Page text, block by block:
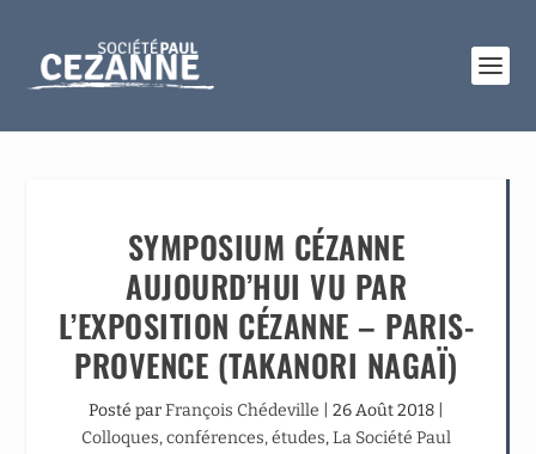
SYMPOSIUM CÉZANNE
AUJOURD’HUI VU PAR
L’EXPOSITION CÉZANNE – PARIS-
PROVENCE (TAKANORI NAGAÏ)
Posté parFrançois Chédeville 26 Août 2018
Colloques, conférences, études,La Société Paul